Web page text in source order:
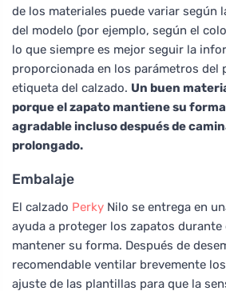
de los materiales puede variar según
del modelo (por ejemplo, según el
lo que siempre es mejor seguir la
proporcionada en los parámetros del
etiqueta del calzado. Un buen
porque el zapato mantiene su
agradable incluso después de
prolongado.
Embalaje
El calzado Perky Nilo se entrega en
ayuda a proteger los zapatos
mantener su forma. Después de
recomendable ventilar brevemente
ajuste de las plantillas para que la